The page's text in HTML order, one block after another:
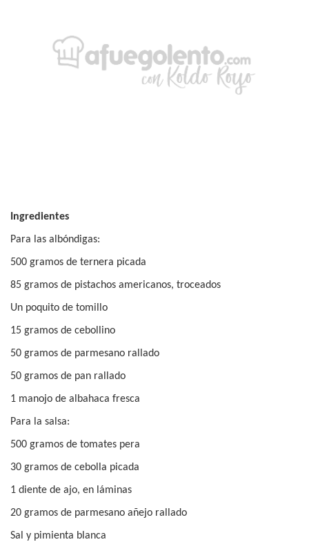
Ingredientes
Para las albóndigas:
500 gramos de ternera picada
85 gramos de pistachos americanos, troceados
Un poquito de tomillo
15 gramos de cebollino
50 gramos de parmesano rallado
50 gramos de pan rallado
1 manojo de albahaca fresca
Para la salsa:
500 gramos de tomates pera
30 gramos de cebolla picada
1 diente de ajo, en láminas
20 gramos de parmesano añejo rallado
Sal y pimienta blanca